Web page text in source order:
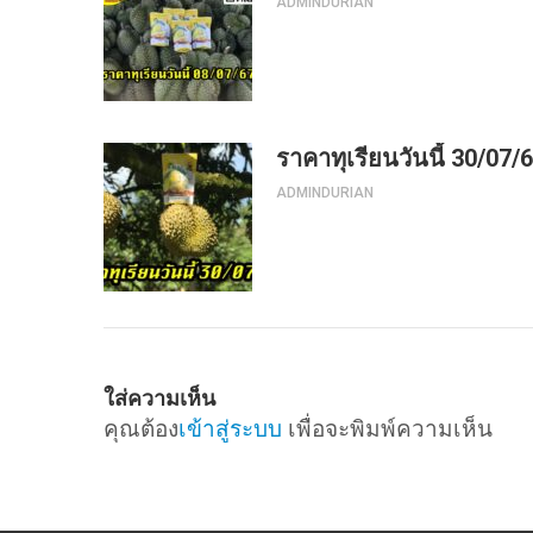
ราคาทุเรียนวันนี้ 30/07/
ADMINDURIAN
ใส่ความเห็น
คุณต้องเข้าสู่ระบบ เพื่อจะพิมพ์ความเห็น